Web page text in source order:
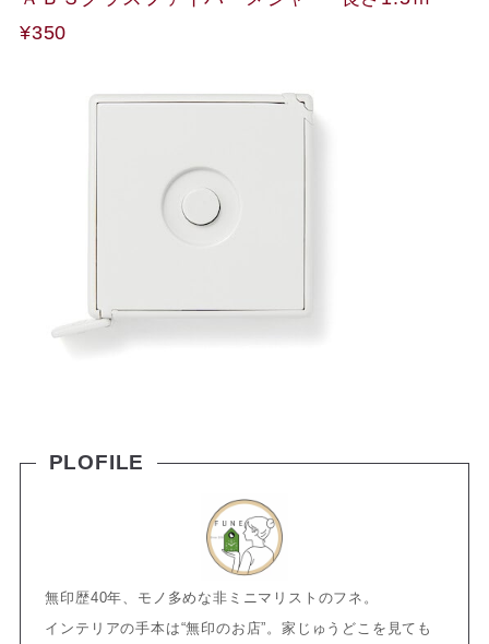
¥350
PLOFILE
無印歴40年、モノ多めな非ミニマリストのフネ。
インテリアの手本は“無印のお店”。家じゅうどこを見ても